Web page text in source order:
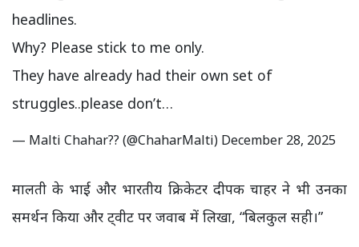
headlines.
Why? Please stick to me only.
They have already had their own set of
struggles..please don’t…
— Malti Chahar?? (@ChaharMalti) December 28, 2025
मालती के भाई और भारतीय क्रिकेटर दीपक चाहर ने भी उनका
समर्थन किया और ट्वीट पर जवाब में लिखा, “बिलकुल सही।”